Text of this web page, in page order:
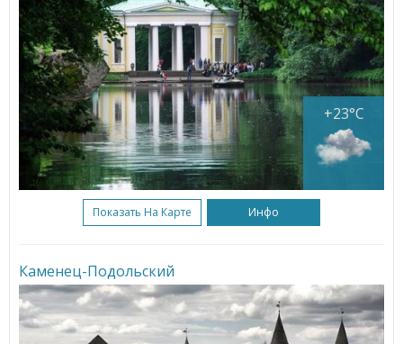
+23°C
Показать На Карте Инфо
Каменец-Подольский